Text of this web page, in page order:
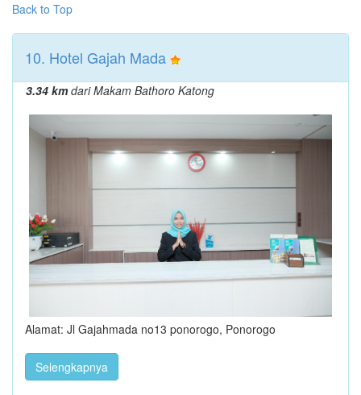
Back to Top
10. Hotel Gajah Mada
3.34 kmdari Makam Bathoro Katong
Alamat: Jl Gajahmada no13 ponorogo, Ponorogo
Selengkapnya